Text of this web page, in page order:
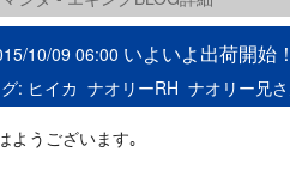
10/09 06:00 いよいよ出荷開始
: ヒイカ ナオリーRH ナオリー兄
ようございます｡